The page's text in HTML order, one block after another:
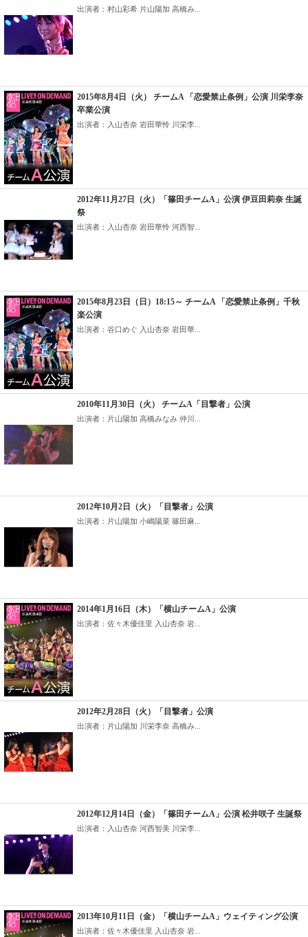
出演者：村山彩希 片山陽加 高橋み...
2015年8月4日（火） チームA 「恋愛禁止条例」公演 川栄李奈
卒業公演
出演者：入山杏奈 岩田華怜 川栄李...
2012年11月27日（火）「篠田チームA」公演 伊豆田莉奈 生誕
祭
出演者：入山杏奈 岩田華怜 河西智...
2015年8月23日（日）18:15～ チームA 「恋愛禁止条例」千秋
楽公演
出演者：谷口めぐ 入山杏奈 岩田華...
2010年11月30日（火） チームA「目撃者」公演
出演者：片山陽加 高橋みなみ 仲川...
2012年10月2日（火）「目撃者」公演
出演者：片山陽加 小嶋陽菜 篠田麻...
2014年1月16日（木）「横山チームA」公演
出演者：佐々木優佳里 入山杏奈 岩...
2012年2月28日（火）「目撃者」公演
出演者：片山陽加 川栄李奈 高橋み...
2012年12月14日（金）「篠田チームA」公演 松井咲子 生誕祭
出演者：入山杏奈 河西智美 川栄李...
2013年10月11日（金）「横山チームA」ウェイティング公演
出演者：佐々木優佳里 入山杏奈 岩...